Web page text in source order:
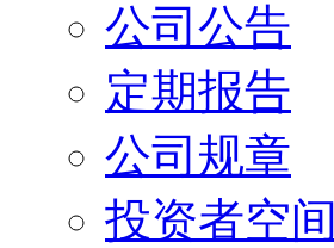
公司公告
定期报告
公司规章
投资者空间